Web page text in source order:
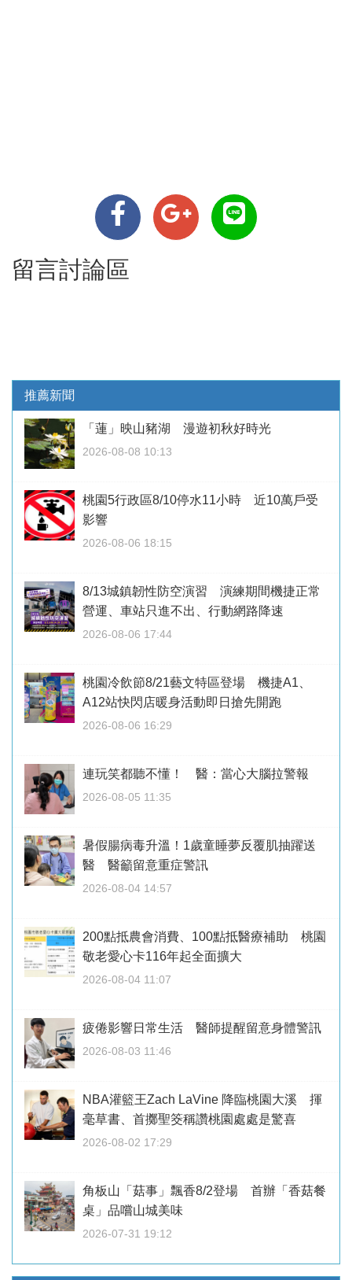
留言討論區
推薦新聞
「蓮」映山豬湖 漫遊初秋好時光
2026-08-08 10:13
桃園5行政區8/10停水11小時 近10萬戶受
影響
2026-08-06 18:15
8/13城鎮韌性防空演習 演練期間機捷正常
營運、車站只進不出、行動網路降速
2026-08-06 17:44
桃園冷飲節8/21藝文特區登場 機捷A1、
A12站快閃店暖身活動即日搶先開跑
2026-08-06 16:29
連玩笑都聽不懂！ 醫：當心大腦拉警報
2026-08-05 11:35
暑假腸病毒升溫！1歲童睡夢反覆肌抽躍送
醫 醫籲留意重症警訊
2026-08-04 14:57
200點抵農會消費、100點抵醫療補助 桃園
敬老愛心卡116年起全面擴大
2026-08-04 11:07
疲倦影響日常生活 醫師提醒留意身體警訊
2026-08-03 11:46
NBA灌籃王Zach LaVine 降臨桃園大溪 揮
毫草書、首擲聖筊稱讚桃園處處是驚喜
2026-08-02 17:29
角板山「菇事」飄香8/2登場 首辦「香菇餐
桌」品嚐山城美味
2026-07-31 19:12